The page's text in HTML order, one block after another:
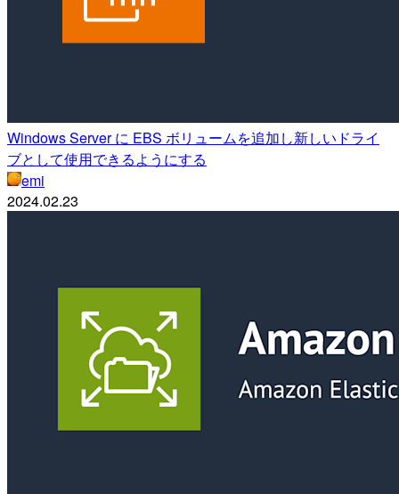
Windows Server に EBS ボリュームを追加し新しいドライ
ブとして使用できるようにする
emi
2024.02.23